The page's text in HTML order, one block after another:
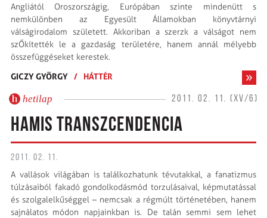
Angliától Oroszországig, Európában szinte mindenütt s
nemkülönben az Egyesült Államokban könyvtárnyi
válságirodalom született. Akkoriban a szerzk a válságot nem
szŐkítették le a gazdaság területére, hanem annál mélyebb
összefüggéseket kerestek.
GICZY GYÖRGY / HÁTTÉR
hetilap 2011. 02. 11. (XV/6)
HAMIS TRANSZCENDENCIA
2011. 02. 11.
A vallások világában is találkozhatunk tévutakkal, a fanatizmus
túlzásaiból fakadó gondolkodásmód torzulásaival, képmutatással
és szolgalelkűséggel – nemcsak a régmúlt történetében, hanem
sajnálatos módon napjainkban is. De talán semmi sem lehet